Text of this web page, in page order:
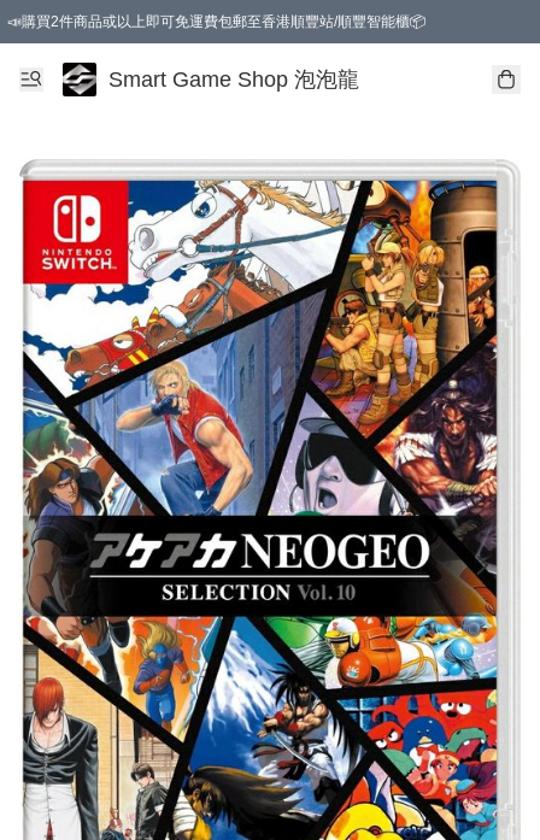
📣購買2件商品或以上即可免運費包郵至香港順豐站/順豐智能櫃📦
Smart Game Shop 泡泡龍